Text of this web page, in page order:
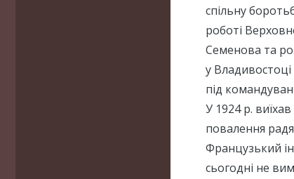
спільну
роботі
Семенова та
у Владивостоці
під
У 1924 р.
повалення
Французький
сьогодні не